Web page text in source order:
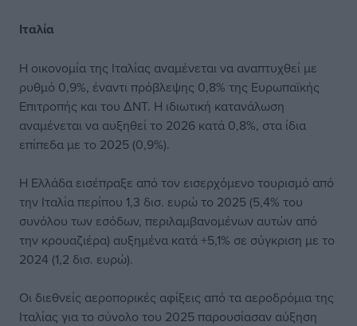
Ιταλία
Η οικονομία της Ιταλίας αναμένεται να αναπτυχθεί με
ρυθμό 0,9%, έναντι πρόβλεψης 0,8% της Ευρωπαϊκής
Επιτροπής και του ΔΝΤ. Η ιδιωτική κατανάλωση
αναμένεται να αυξηθεί το 2026 κατά 0,8%, στα ίδια
επίπεδα με το 2025 (0,9%).
Η Ελλάδα εισέπραξε από τον εισερχόμενο τουρισμό από
την Ιταλία περίπου 1,3 δισ. ευρώ το 2025 (5,4% του
συνόλου των εσόδων, περιλαμβανομένων αυτών από
την κρουαζιέρα) αυξημένα κατά +5,1% σε σύγκριση με το
2024 (1,2 δισ. ευρώ).
Οι διεθνείς αεροπορικές αφίξεις από τα αεροδρόμια της
Ιταλίας για το σύνολο του 2025 παρουσίασαν αύξηση